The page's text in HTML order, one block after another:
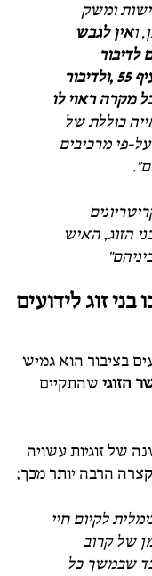
ומשק
ואין לגבש
לדיבור
המופיע 'החיים חיי משפחה', בסעיף 55 ,ולדיבור
מקרה ראוי לו
כוללת של
פי מרכיבים
הזוג, האיש
זוג לידועים
בציבור הוא גמיש
הזוגי שהתקיים
של זוגיות עשויה
הרבה יותר מכך;
לקיום חיי
של קרוב
שבמשך כל